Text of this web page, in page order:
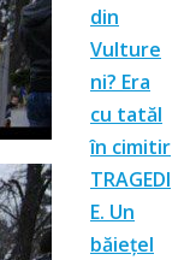
din
Vulture
ni? Era
cu tatăl
în cimitir
TRAGEDI
E. Un
băiețel